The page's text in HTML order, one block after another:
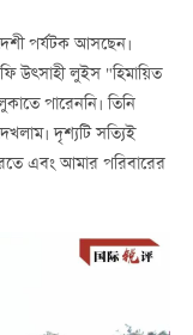
পর্যটক আসছেন।
উত্সাহী লুইস "হিমায়িত
পারেননি। তিনি
দৃশ্যটি সত্যিই
এবং আমার পরিবারের